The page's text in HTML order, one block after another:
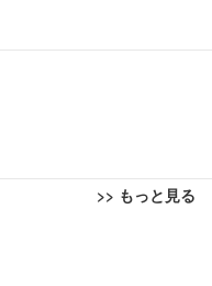
>> もっと見る
シュ 在宅ワーク H-WY01